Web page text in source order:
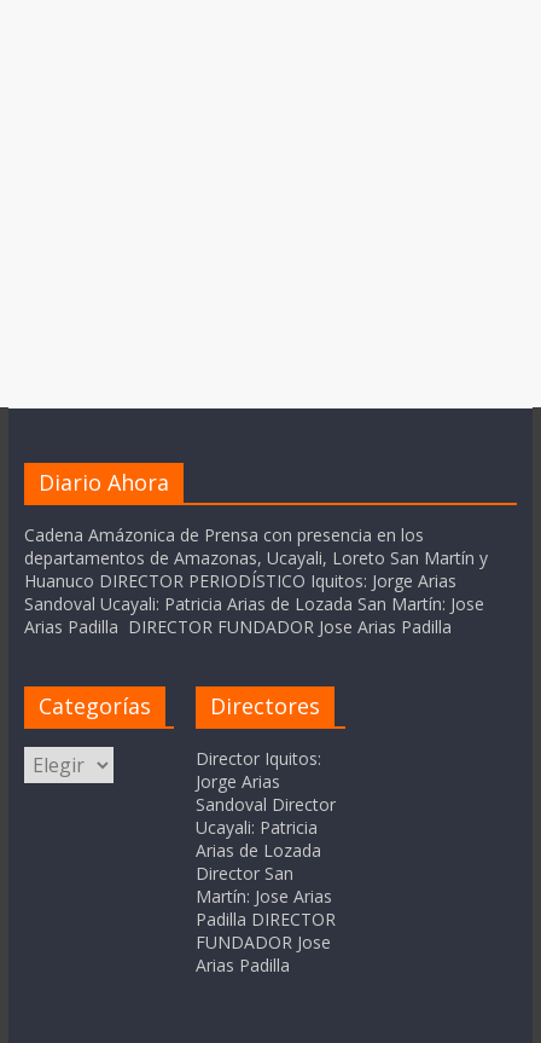
Diario Ahora
Cadena Amázonica de Prensa con presencia en los
departamentos de Amazonas, Ucayali, Loreto San Martín y
Huanuco DIRECTOR PERIODÍSTICO Iquitos: Jorge Arias
Sandoval Ucayali: Patricia Arias de Lozada San Martín: Jose
Arias Padilla DIRECTOR FUNDADOR Jose Arias Padilla
Categorías
Categorías
Directores
Director Iquitos:
Jorge Arias
Sandoval Director
Ucayali: Patricia
Arias de Lozada
Director San
Martín: Jose Arias
Padilla DIRECTOR
FUNDADOR Jose
Arias Padilla